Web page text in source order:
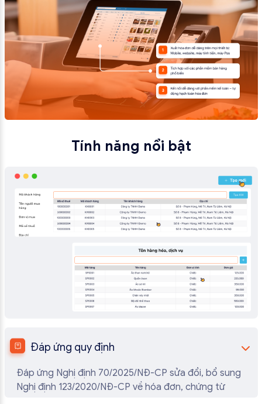
Tính năng nổi bật
Đáp ứng quy định
Đáp ứng Nghị định 70/2025/NĐ-CP sửa đổi, bổ sung
Nghị định 123/2020/NĐ-CP về hóa đơn, chứng từ